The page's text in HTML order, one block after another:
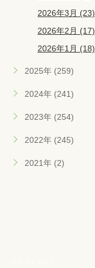
2026年3月 (23)
2026年2月 (17)
2026年1月 (18)
2025年 (259)
2024年 (241)
2023年 (254)
2022年 (245)
2021年 (2)